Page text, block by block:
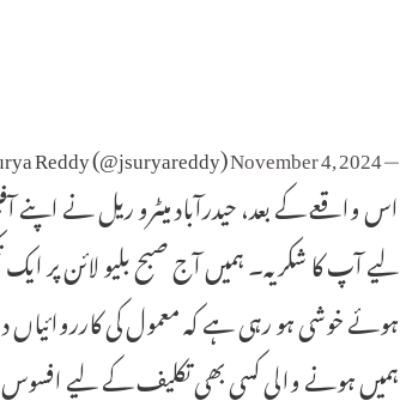
— Surya Reddy (@jsuryareddy)
November 4, 2024
اس واقعے کے بعد، حیدرآباد میٹرو ریل نے
لیے آپ کا شکریہ۔ ہمیں آج صبح بلیو لائن پر ایک
ہوئے خوشی ہو رہی ہے کہ معمول کی
ہمیں ہونے والی کسی بھی تکلیف کے لیے